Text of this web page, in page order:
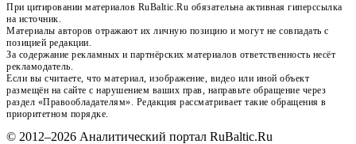
При цитировании материалов RuBaltic.Ru обязательна активная гиперссылка
на источник.
Материалы авторов отражают их личную позицию и могут не совпадать с
позицией редакции.
За содержание рекламных и партнёрских материалов ответственность несёт
рекламодатель.
Если вы считаете, что материал, изображение, видео или иной объект
размещён на сайте с нарушением ваших прав, направьте обращение через
раздел «Правообладателям». Редакция рассматривает такие обращения в
приоритетном порядке.
© 2012–2026 Аналитический портал RuBaltic.Ru